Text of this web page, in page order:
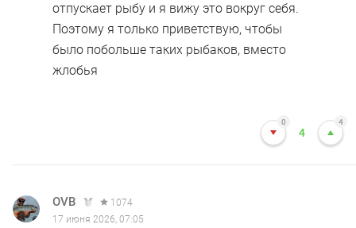
отпускает рыбу и я вижу это вокруг себя.
Поэтому я только приветствую, чтобы
было побольше таких рыбаков, вместо
жлобья
0
4
4
OVB
1074
17 июня 2026, 07:05